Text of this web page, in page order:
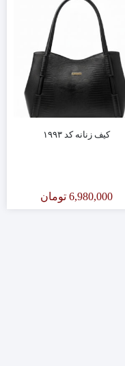
کیف زنانه کد ۱۹۹۳
6,980,000 تومان